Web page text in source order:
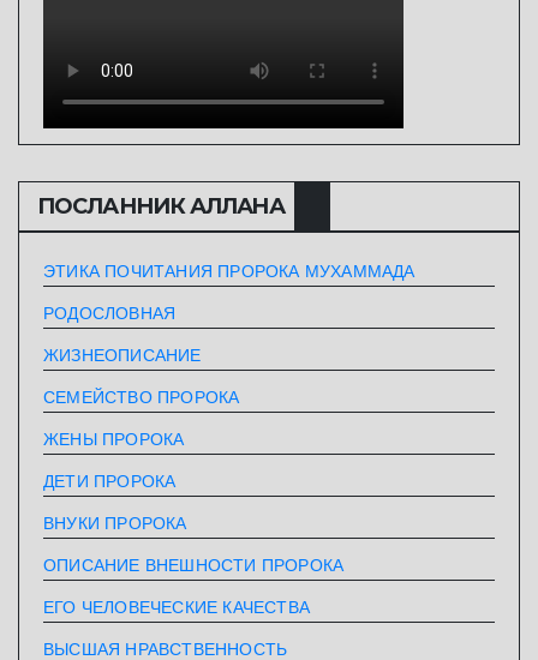
ПОСЛАННИК АЛЛАHА
ЭТИКА ПОЧИТАНИЯ ПРОРОКА МУХАММАДА
РОДОСЛОВНАЯ
ЖИЗНЕОПИСАНИЕ
СЕМЕЙСТВО ПРОРОКА
ЖЕНЫ ПРОРОКА
ДЕТИ ПРОРОКА
ВНУКИ ПРОРОКА
ОПИСАНИЕ ВНЕШНОСТИ ПРОРОКА
ЕГО ЧЕЛОВЕЧЕСКИЕ КАЧЕСТВА
ВЫСШАЯ НРАВСТВЕННОСТЬ